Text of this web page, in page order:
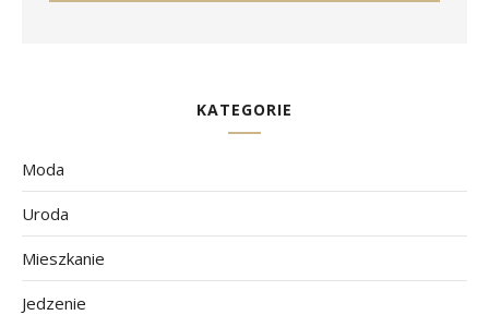
KATEGORIE
Moda
Uroda
Mieszkanie
Jedzenie